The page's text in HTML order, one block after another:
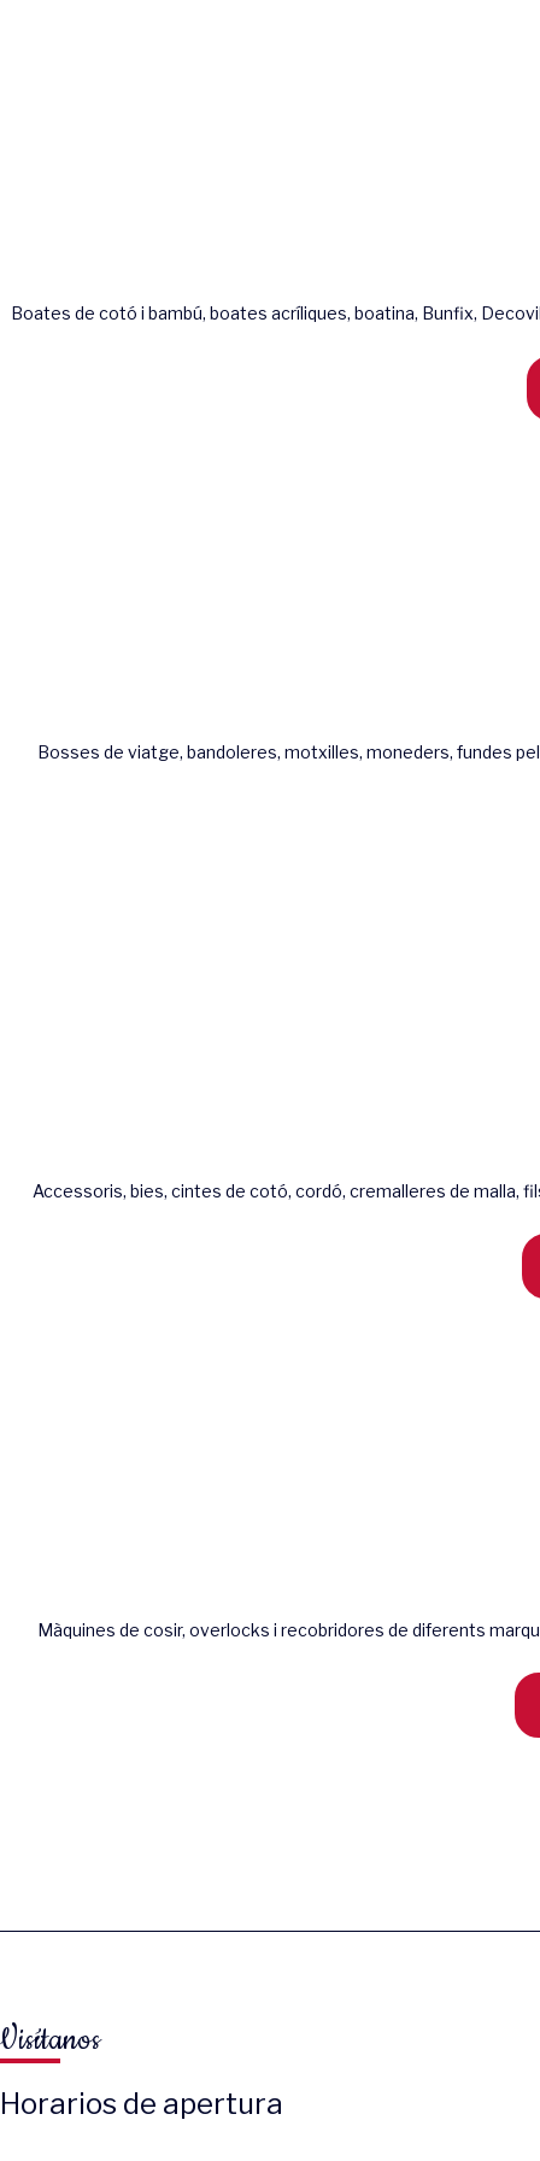
Boates de cotó i bambú, boates acríliques, boatina, Bunfix,
Bosses de viatge, bandoleres, motxilles, moneders, fundes
Accessoris, bies, cintes de cotó, cordó, cremalleres de malla,
Màquines de cosir, overlocks i recobridores de diferents
Visítanos
Horarios de apertura